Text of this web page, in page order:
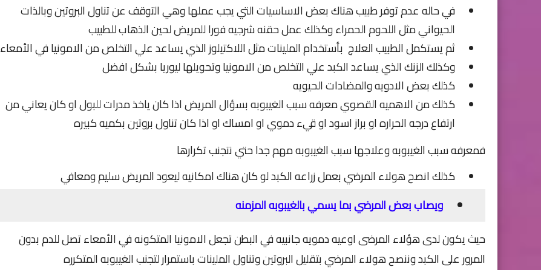
في حاله عدم توفر طبيب هناك بعض الاساسيات التي يجب عملها وهي التوقف عن تناول البروتين وبالذات
الحيواني مثل اللحوم الحمراء وكذلك عمل حقنه شرجيه فورا للمريض لحين الذهاب للطبيب
ثم يستكمل الطبيب العلاج بأستخدام الملينات مثل اللاكتيلوز الذي يساعد علي التخلص من الامونيا في الأمعاء
وكذلك الزنك الذي يساعد الكبد علي التخلص من الامونيا وتحويلها ليوريا بشكل افضل
كذلك بعض الادويه والمضادات الحيويه
كذلك من الاهميه القصوي معرفه سبب الغيبوبه بسؤال المريض اذا كان ياخذ مدرات للبول او كان يعاني من
ارتفاع درجه الحراره او براز اسود او قيء دموي او امساك او اذا كان تناول بروتين بكميه كبيره
فمعرفه سبب الغيبوبه وعلاجها سبب الغيبوبه مهم جدا حتي نتجنب تكرارها
كذلك انصح هولاء المرضي بعمل زراعه الكبد لو كان هناك امكانيه ليعود المريض سليم ومعافي
ويصاب بعض المرضي بما يسمي بالغيبوبه المزمنه
حيث يكون لدى هؤلاء المرضى اوعيه دمويه جانبيه في البطن تجعل الامونيا المتكونه في الأمعاء تصل للدم بدون
المرور على الكبد وننصح هولاء المرضي بتقليل البروتين وتناول الملينات باستمرار لتجنب الغيبوبه المتكرره